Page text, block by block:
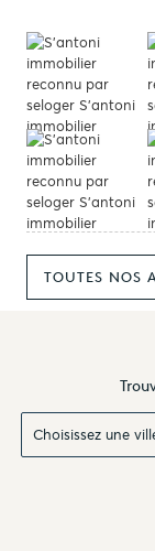
TOUTES NOS
Choisissez une